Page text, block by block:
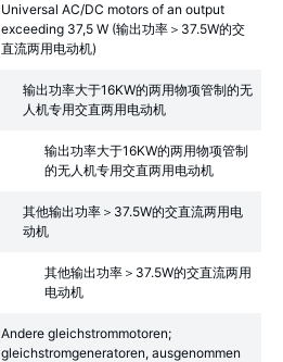
Universal AC/DC motors of an output
exceeding 37,5 W (输出功率＞37.5W的交
直流两用电动机)
输出功率大于16KW的两用物项管制的无
人机专用交直两用电动机
输出功率大于16KW的两用物项管制
的无人机专用交直两用电动机
其他输出功率＞37.5W的交直流两用电
动机
其他输出功率＞37.5W的交直流两用
电动机
Andere gleichstrommotoren;
gleichstromgeneratoren, ausgenommen